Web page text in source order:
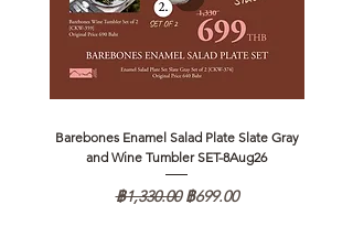
Barebones Enamel Salad Plate Slate Gray
and Wine Tumbler SET-8Aug26
ราคาปกติ
฿1,330.00 ราคาขายลด
฿699.00